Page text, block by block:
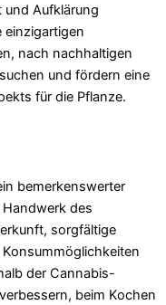
und Aufklärung
einzigartigen
nach nachhaltigen
und fördern eine
für die Pflanze.
bemerkenswerter
des
sorgfältige
der Cannabis-
beim Kochen